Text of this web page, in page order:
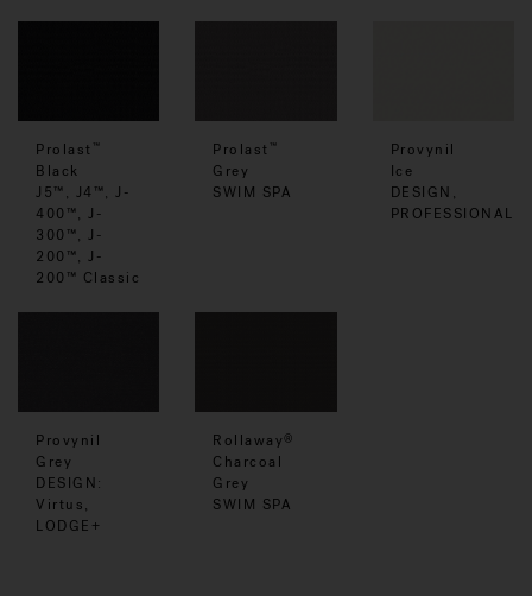
Prolast ™
Black
J5™, J4™, J-
400™, J-
300™, J-
200™, J-
200™ Classic
Prolast ™
Grey
SWIM SPA
Provynil
Ice
DESIGN,
PROFESSIONAL
Provynil
Grey
DESIGN:
Virtus,
LODGE+
Rollaway®
Charcoal
Grey
SWIM SPA